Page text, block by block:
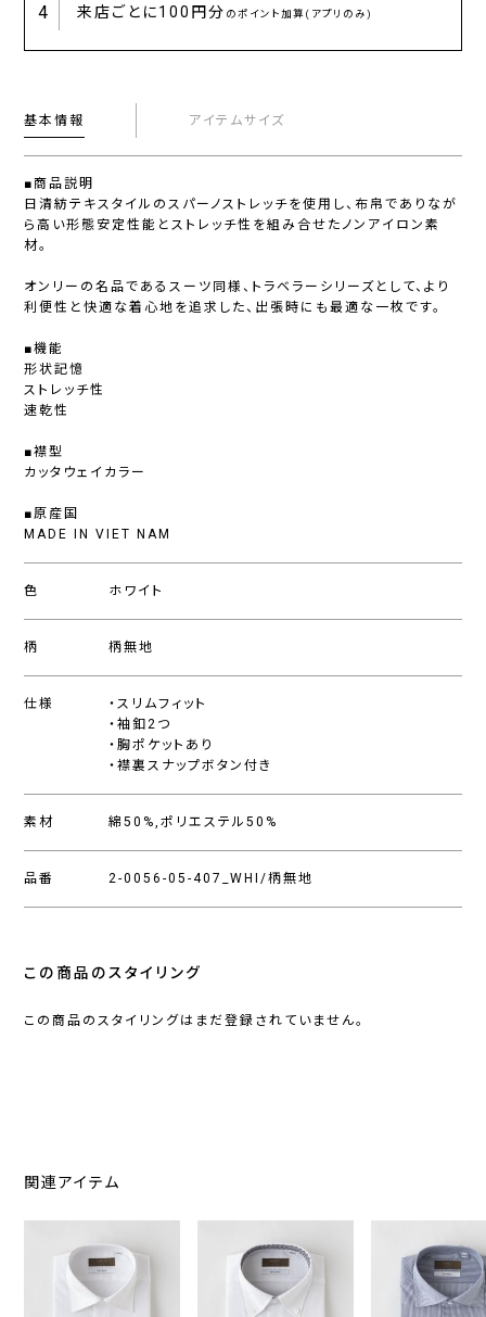
4 来店ごとに100円分 のポイント加算(アプリのみ)
基本情報 アイテムサイズ
■商品説明
日清紡テキスタイルのスパーノストレッチを使用し、布帛でありなが
ら高い形態安定性能とストレッチ性を組み合せたノンアイロン素
材。
オンリーの名品であるスーツ同様、トラベラーシリーズとして、より
利便性と快適な着心地を追求した、出張時にも最適な一枚です。
■機能
形状記憶
ストレッチ性
速乾性
■襟型
カッタウェイカラー
■原産国
MADE IN VIET NAM
色 ホワイト
柄 柄無地
仕様
・スリムフィット
・袖釦2つ
・胸ポケットあり
・襟裏スナップボタン付き
素材 綿50%,ポリエステル50%
品番 2-0056-05-407_WHI/柄無地
この商品のスタイリング
この商品のスタイリングはまだ登録されていません。
関連アイテム